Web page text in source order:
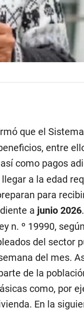
que el
entre
como pagos
a la edad
para
a junio 2026
n. º 19990,
del sector
del mes.
de la
como, por
En la